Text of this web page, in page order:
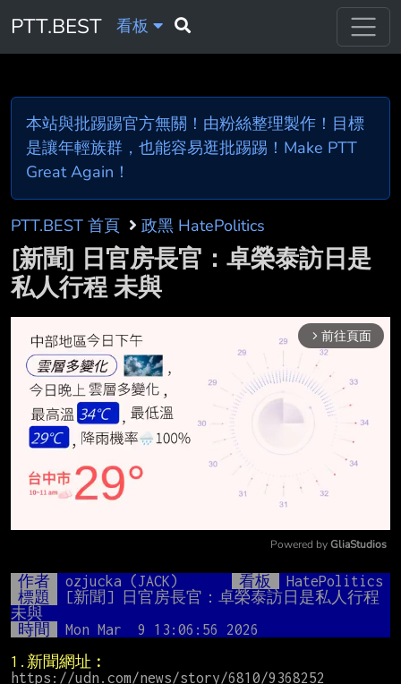
PTT.BEST 看板
本站與批踢踢官方無關！由粉絲整理製作！目標
是讓年輕族群，也能容易逛批踢踢！Make PTT
Great Again！
PTT.BEST 首頁 政黑 HatePolitics
[新聞] 日官房長官：卓榮泰訪日是
私人行程 未與
arrow_forward_ios 前往頁面
Mute
Powered by GliaStudios
作者 ozjucka (JACK) 看板
HatePolitics
標題
[新聞] 日官房長官：卓榮泰訪日是私人行程
未與
時間
Mon Mar  9 13:06:56 2026
1.新聞網址︰
https://udn.com/news/story/6810/9368252